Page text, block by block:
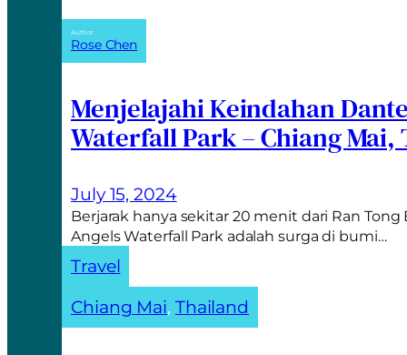
Author:
Rose Chen
Menjelajahi Keindahan
Waterfall Park – Chiang
July 15, 2024
Berjarak hanya sekitar 20 menit dari Ran
Angels Waterfall Park adalah surga di bumi…
Travel
Chiang Mai, Thailand